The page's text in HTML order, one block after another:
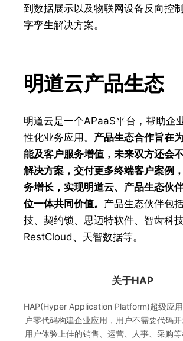
到数据展示以及物联网设备反向控
字孪生解决方案。
明道云产品生态
明道云是一个APaaS平台，帮助企
性化业务应用。 产品生态合作旨在
能及客户服务增值，未来双方还会
解决方案，交付更多终端客户案例
务增长，实现明道云、产品生态伙
位一体共同价值。 产品生态伙伴包
技、契约锁、思迈特软件、智齿科技
RestCloud、天智数据等。
关于HAP
HAP(Hyper Application Platform)超级应
户零代码构建企业应用，用户不需要代码
用户体验上佳的销售、运营、人事、采购等